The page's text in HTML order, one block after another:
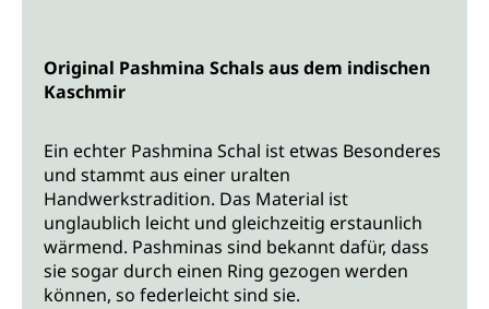
Original Pashmina Schals aus dem indischen
Kaschmir
Ein echter Pashmina Schal ist etwas Besonderes
und stammt aus einer uralten
Handwerkstradition. Das Material ist
unglaublich leicht und gleichzeitig erstaunlich
wärmend. Pashminas sind bekannt dafür, dass
sie sogar durch einen Ring gezogen werden
können, so federleicht sind sie.